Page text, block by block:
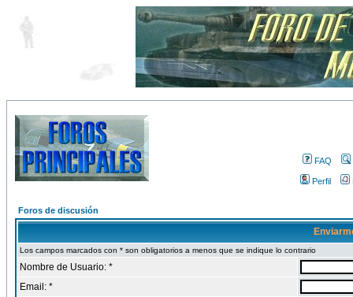
FAQ
Perfil
Foros de discusión
Los campos marcados con * son obligatorios a menos que se indique lo contrario
Nombre de Usuario: *
Email: *